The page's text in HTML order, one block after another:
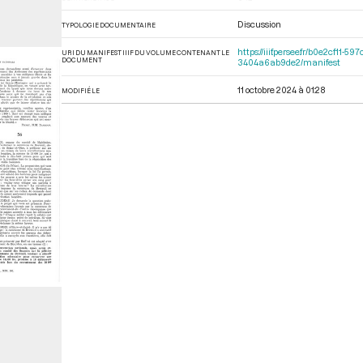
TYPOLOGIE DOCUMENTAIRE Discussion
URI DU MANIFEST IIIF DU VOLUME CONTENANT LE
DOCUMENT
https://iiif.persee.fr/b0e2cf11-
3404a6ab9de2/manifest
MODIFIÉ LE 11 octobre 2024 à 01:28